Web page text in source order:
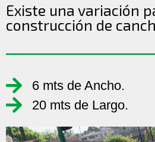
Existe una variación
construcción de
6 mts de Ancho.
20 mts de Largo.